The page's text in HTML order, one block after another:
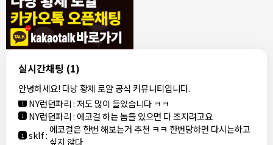
실시간채팅 (1)
안녕하세요! 다낭 황제 로얄 공식 커뮤니티입니다.
1 모기한테물림:여기도 문의해보면 바로 알려줌
1 모기한테물림:정찰가보다 쌀수 없음
1 결혼안해:ㄹㅇ 팩트 ㅋㅋㅋㅋ
결혼안해:ㄹㅇ 팩트 ㅋㅋㅋㅋ
8/5/2026
NY런던파리 :다낭 에코걸 여기서 예약 가능한가요?
1 3군:에코걸 좀 조심 하는게 좋음
1 NY런던파리:저도 많이 들었습니다 ㅋㅋ
1 NY런던파리: 에코걸 하는 놈들 있으면 다 조지려고요
1 sklf: 에코걸은 한번 해보는거 추천 ㅋㅋ 한번당하면 다시는하고
싶지 않다